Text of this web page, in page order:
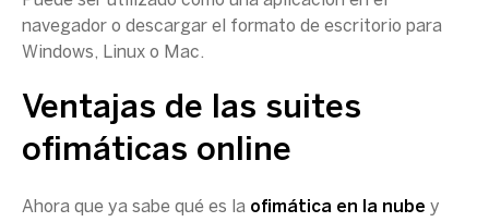
navegador o descargar el formato de escritorio para
Windows, Linux o Mac.
Ventajas de las suites
ofimáticas online
Ahora que ya sabe qué es la ofimática en la nube y